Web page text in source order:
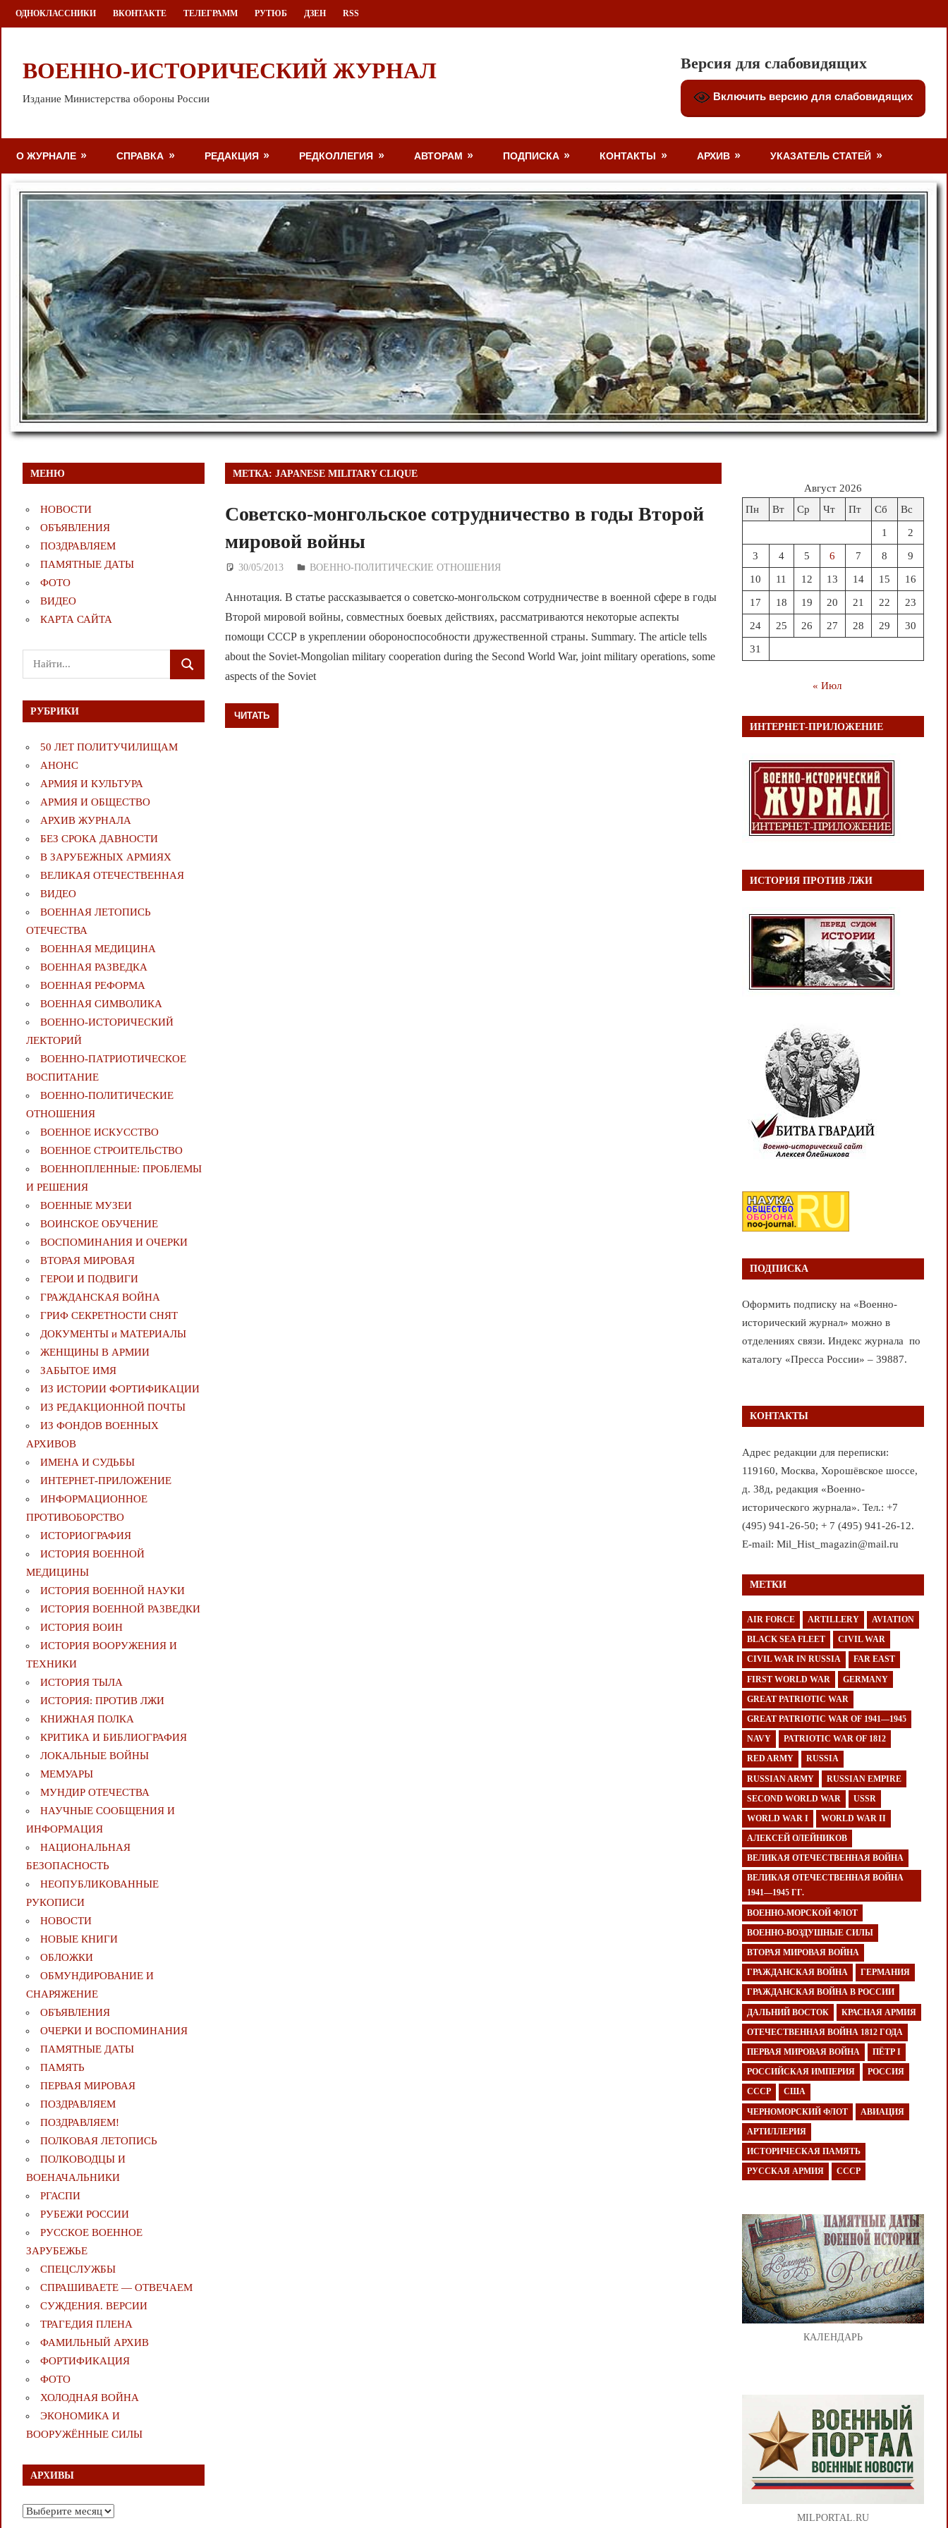
Перейти
к
ОДНОКЛАССНИКИ ВКОНТАКТЕ ТЕЛЕГРАММ РУТЮБ ДЗЕН RSS
ВОЕННО-ИСТОРИЧЕСКИЙ ЖУРНАЛ
Издание Министерства обороны России
Версия для слабовидящих
Включить версию для слабовидящих
О ЖУРНАЛЕ СПРАВКА РЕДАКЦИЯ РЕДКОЛЛЕГИЯ АВТОРАМ ПОДПИСКА КОНТАКТЫ АРХИВ УКАЗАТЕЛЬ СТАТЕЙ
МЕТКА:JAPANESE MILITARY CLIQUE
Советско-монгольское сотрудничество в годы Второй
мировой войны
30/05/2013 Дежурный по Редакции
ВОЕННО-ПОЛИТИЧЕСКИE ОТНОШЕНИЯ
Аннотация. В статье рассказывается о советско-монгольском сотрудничестве в военной сфере в годы
Второй мировой войны, совместных боевых действиях, рассматриваются некоторые аспекты
помощи СССР в укреплении обороноспособности дружественной страны. Summary. The article tells
about the Soviet-Mongolian military cooperation during the Second World War, joint military operations, some
aspects of the Soviet
ЧИТАТЬ
МЕНЮ
НОВОСТИ
ОБЪЯВЛЕНИЯ
ПОЗДРАВЛЯЕМ
ПАМЯТНЫЕ ДАТЫ
ФОТО
ВИДЕО
КАРТА САЙТА
Поиск
для:
ПОИСК
РУБРИКИ
50 ЛЕТ ПОЛИТУЧИЛИЩАМ
АНОНС
АРМИЯ И КУЛЬТУРА
АРМИЯ И ОБЩЕСТВО
АРХИВ ЖУРНАЛА
БЕЗ СРОКА ДАВНОСТИ
В ЗАРУБЕЖНЫХ АРМИЯХ
ВЕЛИКАЯ ОТЕЧЕСТВЕННАЯ
ВИДЕО
ВОЕННАЯ ЛЕТОПИСЬ
ОТЕЧЕСТВА
ВОЕННАЯ МЕДИЦИНА
ВОЕННАЯ РАЗВЕДКА
ВОЕННАЯ РЕФОРМА
ВОЕННАЯ СИМВОЛИКА
ВОЕННО-ИСТОРИЧЕСКИЙ
ЛЕКТОРИЙ
ВОЕННО-ПАТРИОТИЧЕСКОЕ
ВОСПИТАНИЕ
ВОЕННО-ПОЛИТИЧЕСКИE
ОТНОШЕНИЯ
ВОЕННОЕ ИСКУССТВО
ВОЕННОЕ СТРОИТЕЛЬСТВО
ВОЕННОПЛЕННЫЕ: ПРОБЛЕМЫ
И РЕШЕНИЯ
ВОЕННЫЕ МУЗЕИ
ВОИНСКОЕ ОБУЧЕНИЕ
ВОСПОМИНАНИЯ И ОЧЕРКИ
ВТОРАЯ МИРОВАЯ
ГЕРОИ И ПОДВИГИ
ГРАЖДАНСКАЯ ВОЙНА
ГРИФ СЕКРЕТНОСТИ СНЯТ
ДОКУМЕНТЫ и МАТЕРИАЛЫ
ЖЕНЩИНЫ В АРМИИ
ЗАБЫТОЕ ИМЯ
ИЗ ИСТОРИИ ФОРТИФИКАЦИИ
ИЗ РЕДАКЦИОННОЙ ПОЧТЫ
ИЗ ФОНДОВ ВОЕННЫХ
АРХИВОВ
ИМЕНА И СУДЬБЫ
ИНТЕРНЕТ-ПРИЛОЖЕНИЕ
ИНФОРМАЦИОННОЕ
ПРОТИВОБОРСТВО
ИСТОРИОГРАФИЯ
ИСТОРИЯ ВОЕННОЙ
МЕДИЦИНЫ
ИСТОРИЯ ВОЕННОЙ НАУКИ
ИСТОРИЯ ВОЕННОЙ РАЗВЕДКИ
ИСТОРИЯ ВОИН
ИСТОРИЯ ВООРУЖЕНИЯ И
ТЕХНИКИ
ИСТОРИЯ ТЫЛА
ИСТОРИЯ: ПРОТИВ ЛЖИ
КНИЖНАЯ ПОЛКА
КРИТИКА И БИБЛИОГРАФИЯ
ЛОКАЛЬНЫЕ ВОЙНЫ
МЕМУАРЫ
МУНДИР ОТЕЧЕСТВА
НАУЧНЫЕ СООБЩЕНИЯ И
ИНФОРМАЦИЯ
НАЦИОНАЛЬНАЯ
БЕЗОПАСНОСТЬ
НЕОПУБЛИКОВАННЫЕ
РУКОПИСИ
НОВОСТИ
НОВЫЕ КНИГИ
ОБЛОЖКИ
ОБМУНДИРОВАНИЕ И
СНАРЯЖЕНИЕ
ОБЪЯВЛЕНИЯ
ОЧЕРКИ И ВОСПОМИНАНИЯ
ПАМЯТНЫЕ ДАТЫ
ПАМЯТЬ
ПЕРВАЯ МИРОВАЯ
ПОЗДРАВЛЯЕМ
ПОЗДРАВЛЯЕМ!
ПОЛКОВАЯ ЛЕТОПИСЬ
ПОЛКОВОДЦЫ И
ВОЕНАЧАЛЬНИКИ
РГАСПИ
РУБЕЖИ РОССИИ
РУССКОЕ ВОЕННОЕ
ЗАРУБЕЖЬЕ
СПЕЦСЛУЖБЫ
СПРАШИВАЕТЕ — ОТВЕЧАЕМ
СУЖДЕНИЯ. ВЕРСИИ
ТРАГЕДИЯ ПЛЕНА
ФАМИЛЬНЫЙ АРХИВ
ФОРТИФИКАЦИЯ
ФОТО
ХОЛОДНАЯ ВОЙНА
ЭКОНОМИКА И
ВООРУЖЁННЫЕ СИЛЫ
АРХИВЫ
Архивы
Август 2026
Пн
Вт Ср Чт Пт Сб Вс
1 2
3 4 5 6 7 8 9
10 11 12 13 14 15 16
17 18 19 20 21 22 23
24 25 26 27 28 29 30
31
« Июл
ИНТЕРНЕТ-ПРИЛОЖЕНИЕ
ИСТОРИЯ ПРОТИВ ЛЖИ
ПОДПИСКА
Оформить подписку на «Военно-
исторический журнал» можно в
отделениях связи. Индекс журнала по
каталогу «Пресса России» – 39887.
КОНТАКТЫ
Адрес редакции для переписки:
119160, Москва, Хорошёвское шоссе,
д. 38д, редакция «Военно-
исторического журнала». Тел.: +7
(495) 941-26-50; + 7 (495) 941-26-12.
E-mail: Mil_Hist_magazin@mail.ru
МЕТКИ
AIR FORCE ARTILLERY AVIATION
BLACK SEA FLEET CIVIL WAR
CIVIL WAR IN RUSSIA FAR EAST
FIRST WORLD WAR GERMANY
GREAT PATRIOTIC WAR
GREAT PATRIOTIC WAR OF 1941—1945
NAVY PATRIOTIC WAR OF 1812
RED ARMY RUSSIA
RUSSIAN ARMY RUSSIAN EMPIRE
SECOND WORLD WAR USSR
WORLD WAR I WORLD WAR II
АЛЕКСЕЙ ОЛЕЙНИКОВ
ВЕЛИКАЯ ОТЕЧЕСТВЕННАЯ ВОЙНА
ВЕЛИКАЯ ОТЕЧЕСТВЕННАЯ ВОЙНА
1941—1945 ГГ.
ВОЕННО-МОРСКОЙ ФЛОТ
ВОЕННО-ВОЗДУШНЫЕ СИЛЫ
ВТОРАЯ МИРОВАЯ ВОЙНА
ГРАЖДАНСКАЯ ВОЙНА ГЕРМАНИЯ
ГРАЖДАНСКАЯ ВОЙНА В РОССИИ
ДАЛЬНИЙ ВОСТОК КРАСНАЯ АРМИЯ
ОТЕЧЕСТВЕННАЯ ВОЙНА 1812 ГОДА
ПЕРВАЯ МИРОВАЯ ВОЙНА ПЁТР I
РОССИЙСКАЯ ИМПЕРИЯ РОССИЯ
СССР США
ЧЕРНОМОРСКИЙ ФЛОТ АВИАЦИЯ
АРТИЛЛЕРИЯ
ИСТОРИЧЕСКАЯ ПАМЯТЬ
РУССКАЯ АРМИЯ СССР
КАЛЕНДАРЬ
MILPORTAL.RU